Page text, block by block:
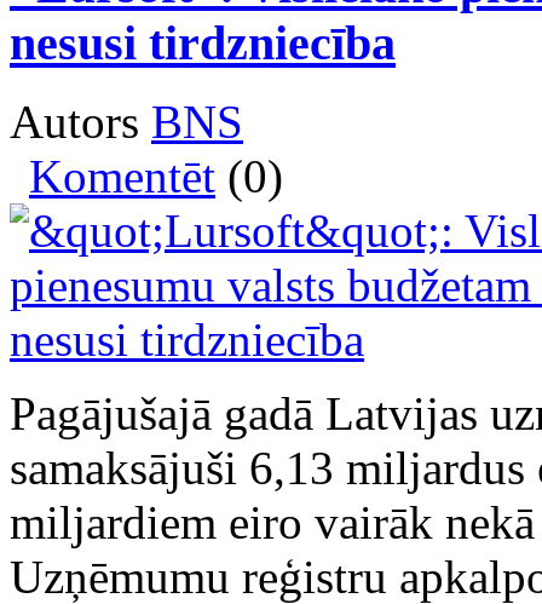
nesusi tirdzniecība
Autors BNS
Komentēt (0)
Pagājušajā gadā Latvijas
samaksājuši 6,13
miljardiem eiro vairāk
Uzņēmumu reģistru